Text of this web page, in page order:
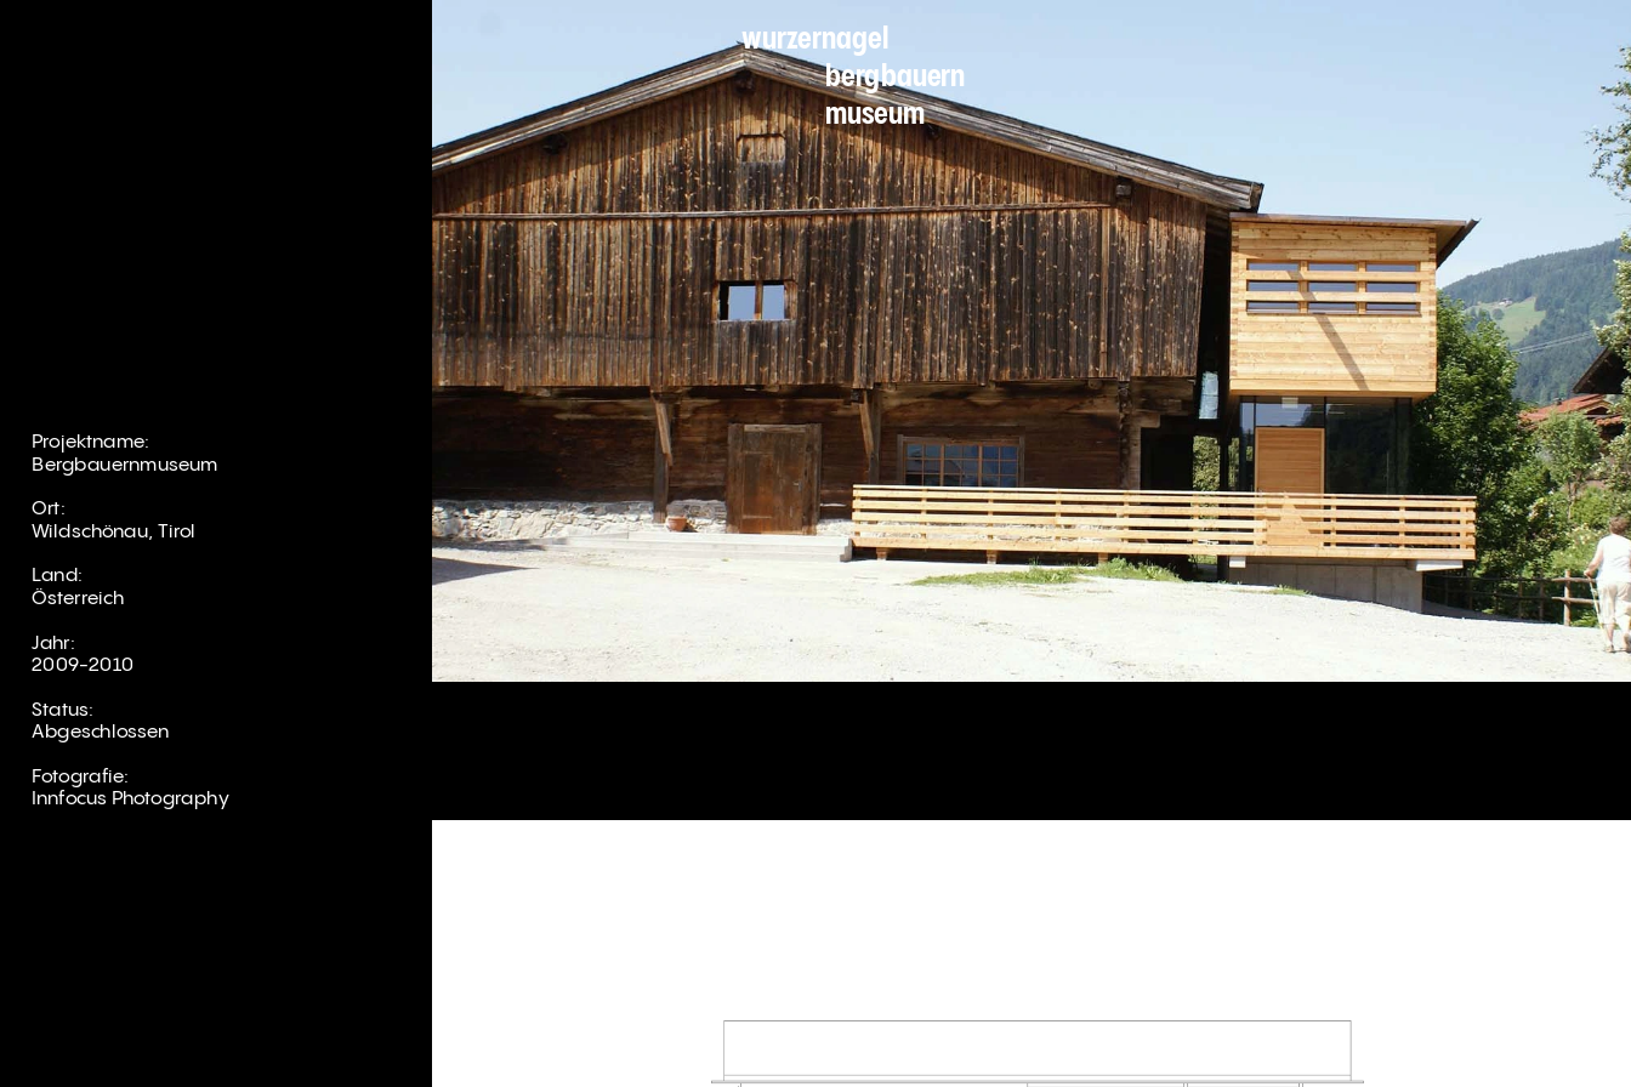
bergbauern
museum
Projektname:
Bergbauernmuseum
Ort:
Wildschönau, Tirol
Land:
Österreich
Jahr:
2009-2010
Status:
Abgeschlossen
Fotografie:
Innfocus Photography
wurzernagel